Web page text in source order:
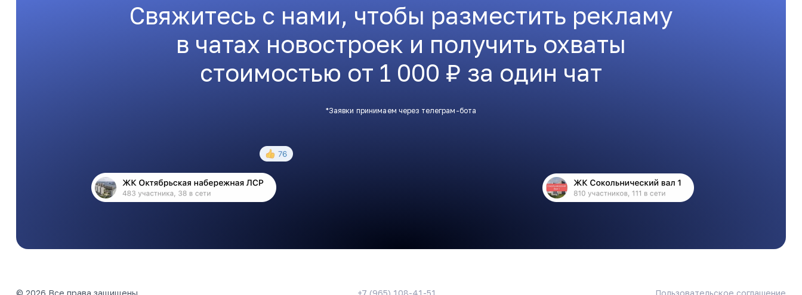
Свяжитесь с нами, чтобы разместить рекламу
в чатах новостроек и получить охваты
стоимостью от 1 000 ₽ за один чат
*Заявки принимаем через телеграм-бота
© 2026 Все права защищены +7 (965) 108-41-51 Пользовательское соглашение